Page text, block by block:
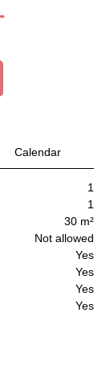
Calendar
1
1
30 m²
Not allowed
Yes
Yes
Yes
Yes